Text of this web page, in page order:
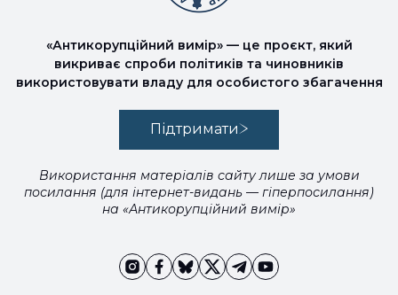
«Антикорупційний вимір» — це проєкт, який
викриває спроби політиків та чиновників
використовувати владу для особистого збагачення
Підтримати
Використання матеріалів сайту лише за умови
посилання (для інтернет-видань — гіперпосилання)
на «Антикорупційний вимір»